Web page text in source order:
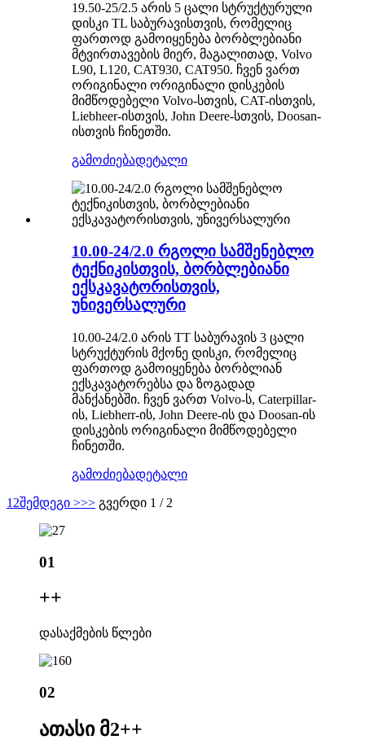
19.50-25/2.5 არის 5 ცალი სტრუქტურული
დისკი TL საბურავისთვის, რომელიც
ფართოდ გამოიყენება ბორბლებიანი
მტვირთავების მიერ, მაგალითად, Volvo
L90, L120, CAT930, CAT950. ჩვენ ვართ
ორიგინალი ორიგინალი დისკების
მიმწოდებელი Volvo-სთვის, CAT-ისთვის,
Liebheer-ისთვის, John Deere-სთვის, Doosan-
ისთვის ჩინეთში.
გამოძიებადეტალი
10.00-24/2.0 რგოლი სამშენებლო
ტექნიკისთვის, ბორბლებიანი
ექსკავატორისთვის,
უნივერსალური
10.00-24/2.0 არის TT საბურავის 3 ცალი
სტრუქტურის მქონე დისკი, რომელიც
ფართოდ გამოიყენება ბორბლიან
ექსკავატორებსა და ზოგადად
მანქანებში. ჩვენ ვართ Volvo-ს, Caterpillar-
ის, Liebherr-ის, John Deere-ის და Doosan-ის
დისკების ორიგინალი მიმწოდებელი
ჩინეთში.
გამოძიებადეტალი
1 2შემდეგი >>> გვერდი 1 / 2
01
++
დასაქმების წლები
02
ათასი მ2++